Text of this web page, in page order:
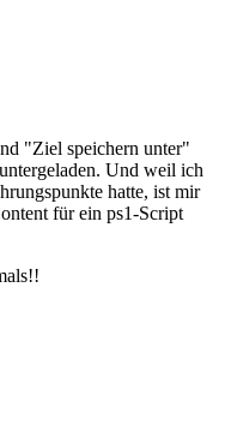
"Ziel speichern unter"
Und weil ich
hatte, ist mir
für ein ps1-Script